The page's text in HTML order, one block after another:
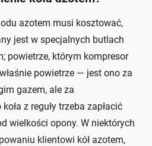
azotem musi kosztować,
jest w specjalnych butlach
powietrze, którym kompresor
powietrze — jest ono za
gazem, ale za
z reguły trzeba zapłacić
wielkości opony. W niektórych
klientowi kół azotem,